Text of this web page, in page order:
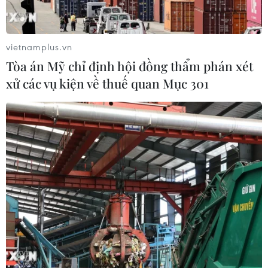
CƠ QUAN CHỦ QUẢN: THÔNG TẤN XÃ VIỆT NAM
Tổng Biên tập: TRẦN TIẾN DUẨN
Phó Tổng Biên tập: NGUYỄN THỊ TÁM, KHÚC THANH
THỦY
Sở hữu trí tuệ
Quy định sử dụng
RSS
Hỗ trợ
vietnamplus.vn
Tòa án Mỹ chỉ định hội đồng thẩm phán xét
xử các vụ kiện về thuế quan Mục 301